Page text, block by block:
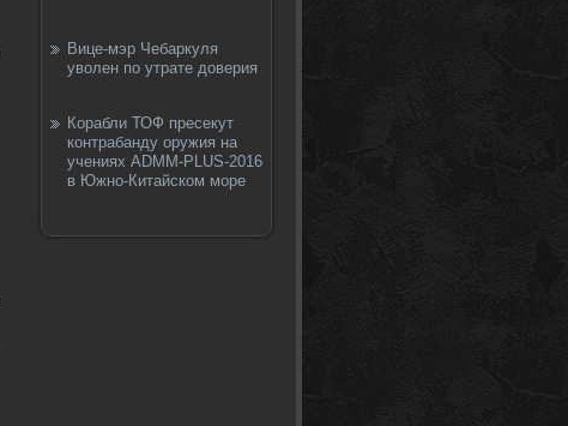
Вице-мэр Чебаркуля
уволен по утрате доверия
Корабли ТОФ пресекут
контрабанду оружия на
учениях ADMM-PLUS-2016
в Южно-Китайском море